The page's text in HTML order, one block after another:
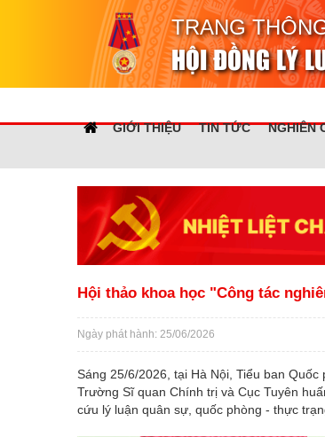
TRANG
HỘI ĐỒNG LÝ
GIỚI THIỆU TIN TỨC NGHIÊN
Hội thảo khoa học "Công tác
Ngày phát hành: 25/06/2026
Sáng 25/6/2026, tại Hà Nội, Tiểu ban
Trường Sĩ quan Chính trị và Cục Tuyên
cứu lý luận quân sự, quốc phòng - thực